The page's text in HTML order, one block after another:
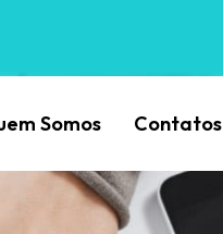
Somos Contatos